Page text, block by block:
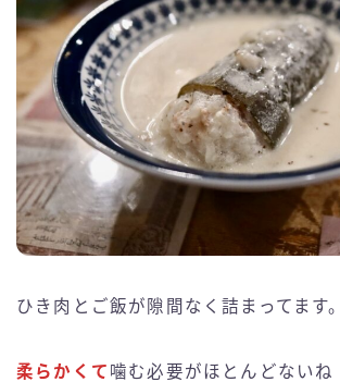
ひき肉とご飯が隙間なく詰まってます。
柔らかくて 噛む必要がほとんどないね